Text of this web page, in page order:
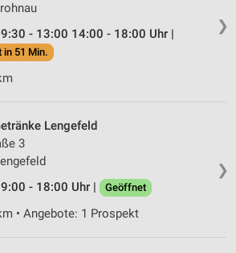
❯
- 13:00 14:00 - 18:00 Uhr |
in 51 Min.
❯
Lengefeld
3
- 18:00 Uhr |
Geöffnet
• Angebote: 1 Prospekt